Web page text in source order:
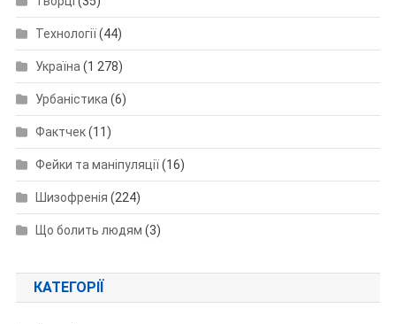
Технології(44)
Україна (1 278)
Урбаністика (6)
Фактчек(11)
Фейки та маніпуляції(16)
Шизофренія (224)
Що болить людям (3)
КАТЕГОРІЇ